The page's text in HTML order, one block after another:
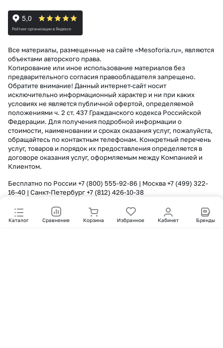
Каталог Сравнение Корзина Избранное Кабинет Бренды
Все материалы, размещенные на сайте «Mesoforia.ru», являются
объектами авторского права.
Копирование или иное использование материалов без
предварительного согласия правообладателя запрещено.
Обратите внимание! Данный интернет-сайт носит
исключительно информационный характер и ни при каких
условиях не является публичной офертой, определяемой
положениями ч. 2 ст. 437 Гражданского кодекса Российской
Федерации. Для получения подробной информации о
стоимости, наименовании и сроках оказания услуг, пожалуйста,
обращайтесь по контактным телефонам. Конкретный перечень
услуг, товаров и порядок их предоставления определяется в
договоре оказания услуг, оформляемым между Компанией и
Клиентом.
Бесплатно по России +7 (800) 555-92-86 | Москва+7 (499) 322-
16-40 | Санкт-Петербург+7 (812) 426-10-38